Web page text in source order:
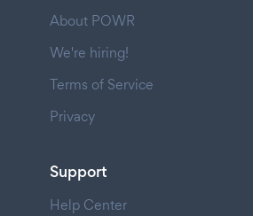
About POWR
We're hiring!
Terms of Service
Privacy
Support
Help Center